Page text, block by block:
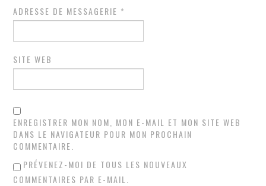
ADRESSE DE MESSAGERIE *
SITE WEB
ENREGISTRER MON NOM, MON E-MAIL ET MON SITE WEB
DANS LE NAVIGATEUR POUR MON PROCHAIN
COMMENTAIRE.
PRÉVENEZ-MOI DE TOUS LES NOUVEAUX
COMMENTAIRES PAR E-MAIL.